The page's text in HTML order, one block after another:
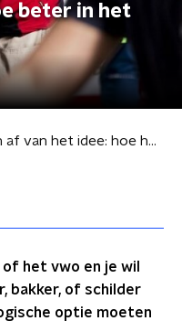
beter in het
Stand.nl: 'We moeten af van het idee: hoe hoger hoe beter in het onderwijs'
het vwo en je wil
bakker, of schilder
optie moeten